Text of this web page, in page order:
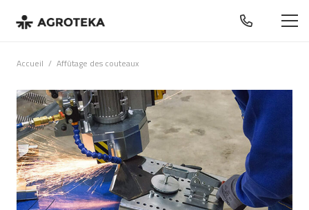
Accueil / Affûtage des couteaux